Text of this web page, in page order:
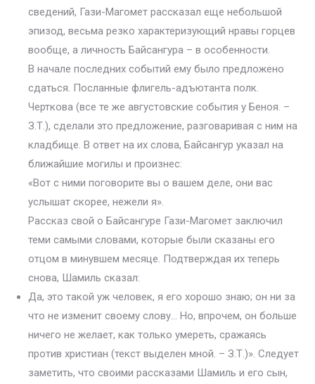
сведений, Гази-Магомет рассказал еще небольшой
эпизод, весьма резко характеризующий нравы горцев
вообще, а личность Байсангура – в особенности.
В начале последних событий ему было предложено
сдаться. Посланные флигель-адъютанта полк.
Черткова (все те же августовские события у Беноя. –
З.Т.), сделали это предложение, разговаривая с ним на
кладбище. В ответ на их слова, Байсангур указал на
ближайшие могилы и произнес:
«Вот с ними поговорите вы о вашем деле, они вас
услышат скорее, нежели я».
Рассказ свой о Байсангуре Гази-Магомет заключил
теми самыми словами, которые были сказаны его
отцом в минувшем месяце. Подтверждая их теперь
снова, Шамиль сказал:
Да, это такой уж человек, я его хорошо знаю; он ни за
что не изменит своему слову… Но, впрочем, он больше
ничего не желает, как только умереть, сражаясь
против христиан (текст выделен мной. – З.Т.)». Следует
заметить, что своими рассказами Шамиль и его сын,